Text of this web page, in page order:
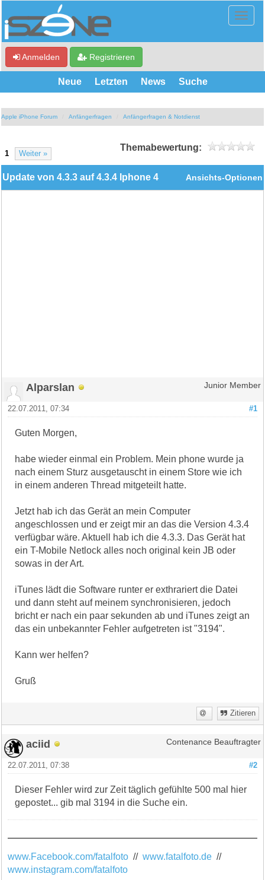
Anmelden Registrieren
Neue Letzten News Suche
Apple iPhone Forum Anfängerfragen Anfängerfragen & Notdienst
1 Weiter »
Themabewertung:
Ansichts-Optionen
Update von 4.3.3 auf 4.3.4 Iphone 4
Alparslan Junior Member
#1
22.07.2011, 07:34
Guten Morgen,
habe wieder einmal ein Problem. Mein phone wurde ja
nach einem Sturz ausgetauscht in einem Store wie ich
in einem anderen Thread mitgeteilt hatte.
Jetzt hab ich das Gerät an mein Computer
angeschlossen und er zeigt mir an das die Version 4.3.4
verfügbar wäre. Aktuell hab ich die 4.3.3. Das Gerät hat
ein T-Mobile Netlock alles noch original kein JB oder
sowas in der Art.
iTunes lädt die Software runter er exthrariert die Datei
und dann steht auf meinem synchronisieren, jedoch
bricht er nach ein paar sekunden ab und iTunes zeigt an
das ein unbekannter Fehler aufgetreten ist "3194".
Kann wer helfen?
Gruß
Zitieren
aciid Contenance Beauftragter
#2
22.07.2011, 07:38
Dieser Fehler wird zur Zeit täglich gefühlte 500 mal hier
gepostet... gib mal 3194 in die Suche ein.
www.Facebook.com/fatalfoto //www.fatalfoto.de //
www.instagram.com/fatalfoto